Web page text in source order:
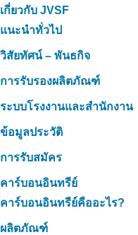
เกี่ยวกับ JVSF
แนะนำทั่วไป
วิสัยทัศน์ – พันธกิจ
การรับรองผลิตภัณฑ์
ระบบโรงงานและสำนักงาน
ข้อมูลประวัติ
การรับสมัคร
คาร์บอนอินทรีย์
คาร์บอนอินทรีย์คืออะไร?
ผลิตภัณฑ์